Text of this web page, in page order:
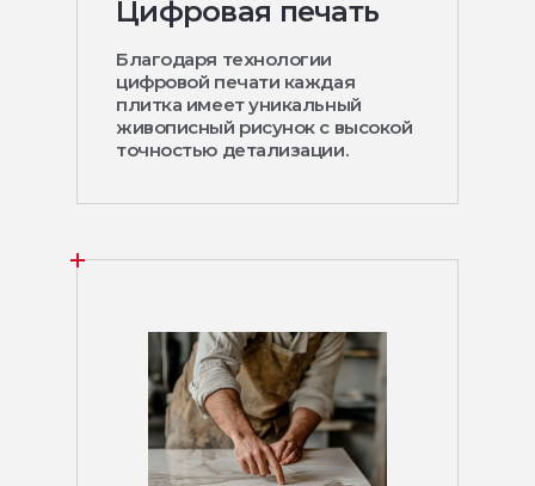
Цифровая печать
Благодаря технологии
цифровой печати каждая
плитка имеет уникальный
живописный рисунок с высокой
точностью детализации.